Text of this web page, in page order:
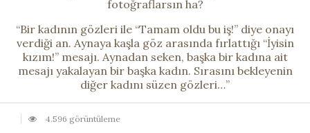
fotoğraflarsın ha?
“Bir kadının gözleri ile “Tamam oldu bu iş!” diye onayı
verdiği an. Aynaya kaşla göz arasında fırlattığı “İyisin
kızım!” mesajı. Aynadan seken, başka bir kadına ait
mesajı yakalayan bir başka kadın. Sırasını bekleyenin
diğer kadını süzen gözleri…”
4.596 görüntüleme